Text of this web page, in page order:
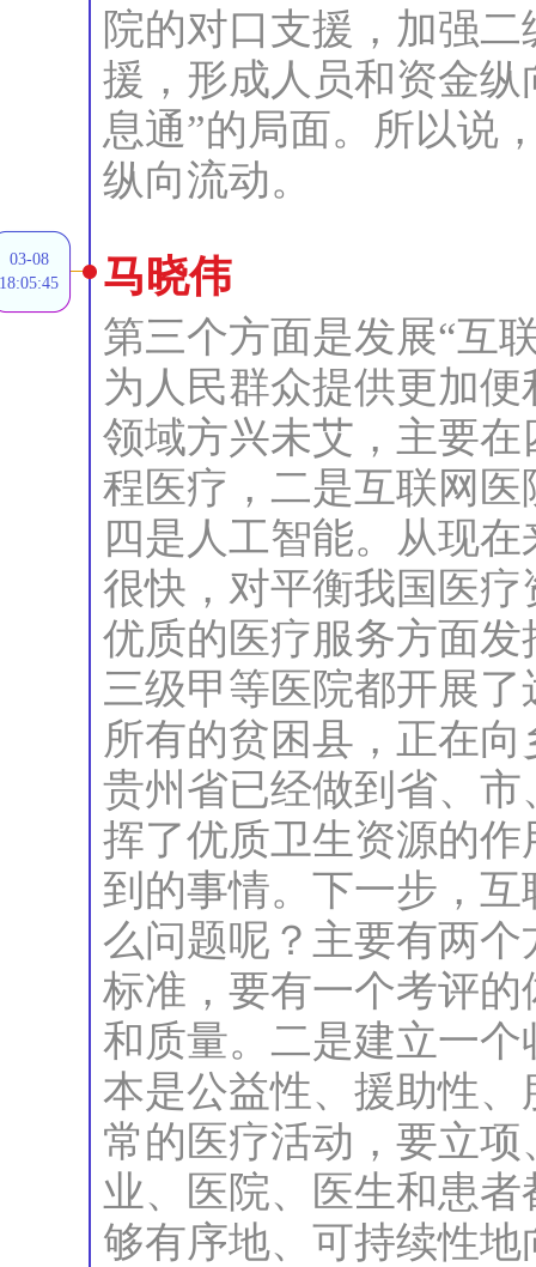
院的对口支援，加强
援，形成人员和资金
息通”的局面。所以说
纵向流动。
03-08
18:05:45
马晓伟
第三个方面是发展“互
为人民群众提供更加
领域方兴未艾，主要
程医疗，二是互联网
四是人工智能。从现
很快，对平衡我国医
优质的医疗服务方面
三级甲等医院都开展
所有的贫困县，正在
贵州省已经做到省、
挥了优质卫生资源的
到的事情。下一步，
么问题呢？主要有两
标准，要有一个考评
和质量。二是建立一
本是公益性、援助性
常的医疗活动，要立
业、医院、医生和患
够有序地、可持续性地